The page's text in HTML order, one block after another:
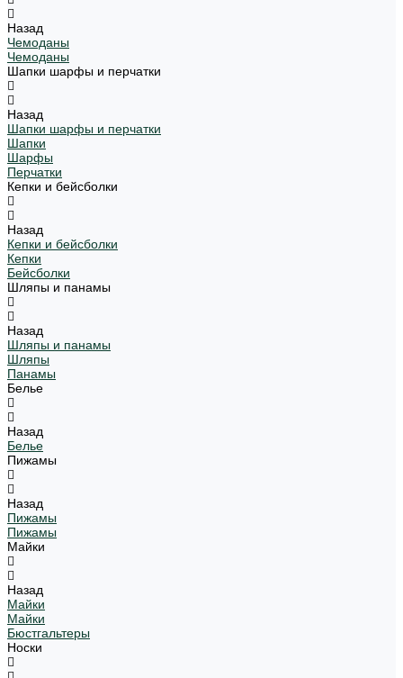
Назад
Чемоданы
Чемоданы
Шапки шарфы и перчатки
Назад
Шапки шарфы и перчатки
Шапки
Шарфы
Перчатки
Кепки и бейсболки
Назад
Кепки и бейсболки
Кепки
Бейсболки
Шляпы и панамы
Назад
Шляпы и панамы
Шляпы
Панамы
Белье
Назад
Белье
Пижамы
Назад
Пижамы
Пижамы
Майки
Назад
Майки
Майки
Бюстгальтеры
Носки